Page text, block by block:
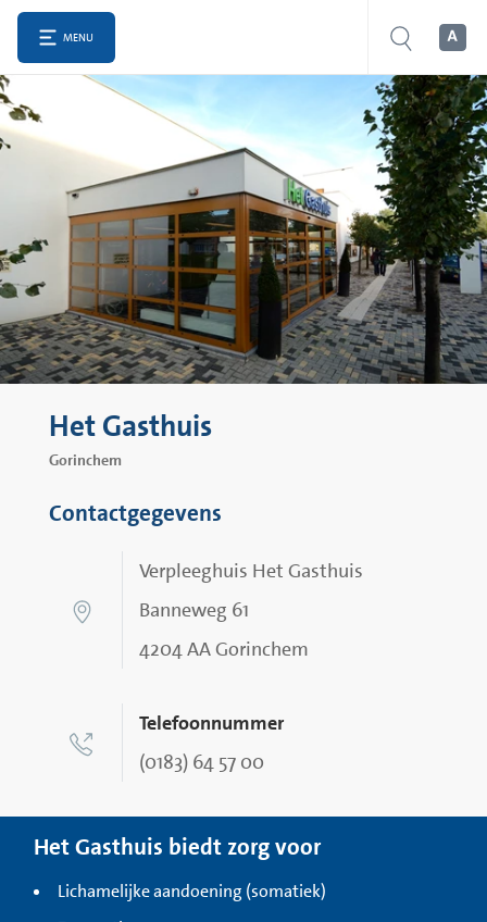
MENU
Het Gasthuis
Gorinchem
Contactgegevens
Verpleeghuis Het Gasthuis
Banneweg 61
4204 AA Gorinchem
Telefoonnummer
(0183) 64 57 00
Het Gasthuis biedt zorg voor
Lichamelijke aandoening (somatiek)